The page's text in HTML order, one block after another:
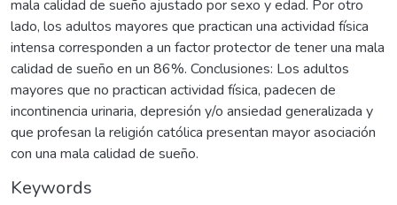
mala calidad de sueño ajustado por sexo y edad. Por otro
lado, los adultos mayores que practican una actividad física
intensa corresponden a un factor protector de tener una mala
calidad de sueño en un 86%. Conclusiones: Los adultos
mayores que no practican actividad física, padecen de
incontinencia urinaria, depresión y/o ansiedad generalizada y
que profesan la religión católica presentan mayor asociación
con una mala calidad de sueño.
Keywords